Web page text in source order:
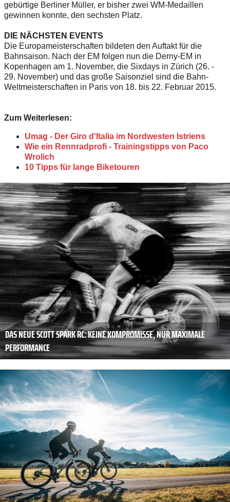
gebürtige Berliner Müller, er bisher zwei WM-Medaillen
gewinnen konnte, den sechsten Platz.
DIE NÄCHSTEN EVENTS
Die Europameisterschaften bildeten den Auftakt für die
Bahnsaison. Nach der EM folgen nun die Derny-EM in
Kopenhagen am 1. November, die Sixdays in Zürich (26. -
29. November) und das große Saisonziel sind die Bahn-
Weltmeisterschaften in Paris von 18. bis 22. Februar 2015.
Zum Weiterlesen:
Umag - Der Giro d'Italia im Nordwesten Istriens
Wie ein Rennradprofi - Trainingstipps von Paco
Wrolich
10 Tipps für lange Biketouren
DAS NEUE SCOTT SPARK RC: KEINE KOMPROMISSE, NUR MAXIMALE
PERFORMANCE